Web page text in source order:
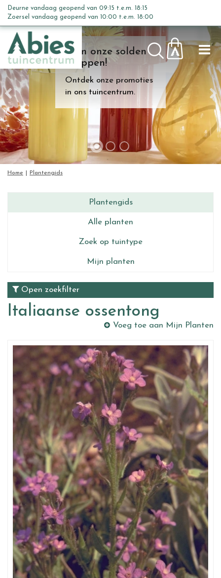
n
c
o
n
t
e
n
t
Kom onze solden
shoppen!
Ontdek onze promoties
in ons tuincentrum.
Home Plantengids
Deurne vandaag geopend van 09:15 t.e.m. 18:15
Zoersel vandaag geopend van 10:00 t.e.m. 18:00
Plantengids
Alle planten
Zoek op tuintype
Mijn planten
Open zoekfilter
Italiaanse ossentong
Voeg toe aan Mijn Planten